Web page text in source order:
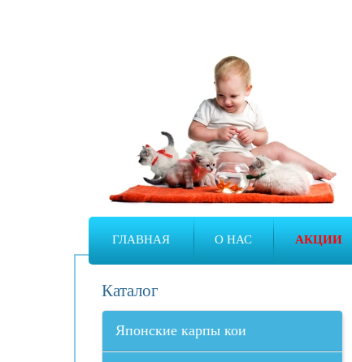
ГЛАВНАЯ О НАС АКЦИИ
Каталог
Японские карпы кои